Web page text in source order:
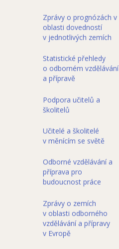
Zprávy o prognózách v
oblasti dovedností
v jednotlivých zemích
Statistické přehledy
o odborném vzdělávání
a přípravě
Podpora učitelů a
školitelů
Učitelé a školitelé
v měnícím se světě
Odborné vzdělávání a
příprava pro
budoucnost práce
Zprávy o zemích
v oblasti odborného
vzdělávání a přípravy
v Evropě